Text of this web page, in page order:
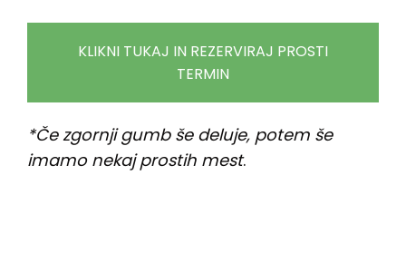
KLIKNI TUKAJ IN REZERVIRAJ PROSTI
TERMIN
*Če zgornji gumb še deluje, potem še
imamo nekaj prostih mest.